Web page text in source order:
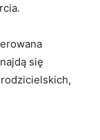
się